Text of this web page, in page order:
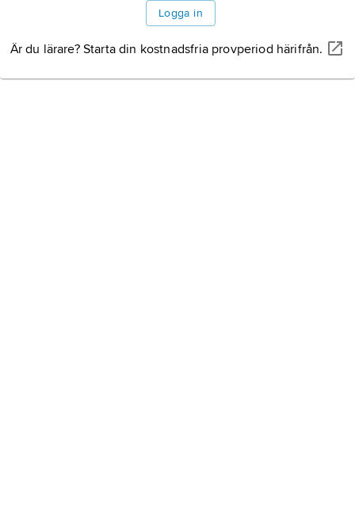
Logga in
Är du lärare? Starta din kostnadsfria provperiod härifrån.